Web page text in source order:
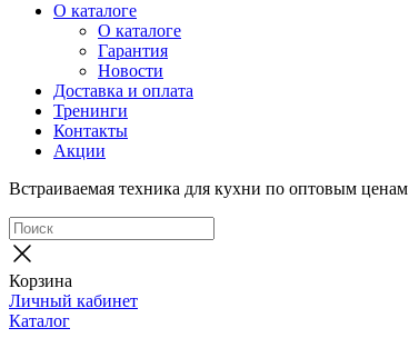
О каталоге
О каталоге
Гарантия
Новости
Доставка и оплата
Тренинги
Контакты
Акции
Встраиваемая техника для кухни по оптовым ценам
Корзина
Личный кабинет
Каталог